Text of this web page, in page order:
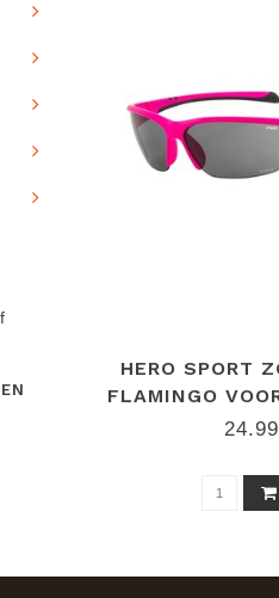
HERO SPORT
FLAMINGO
24.99